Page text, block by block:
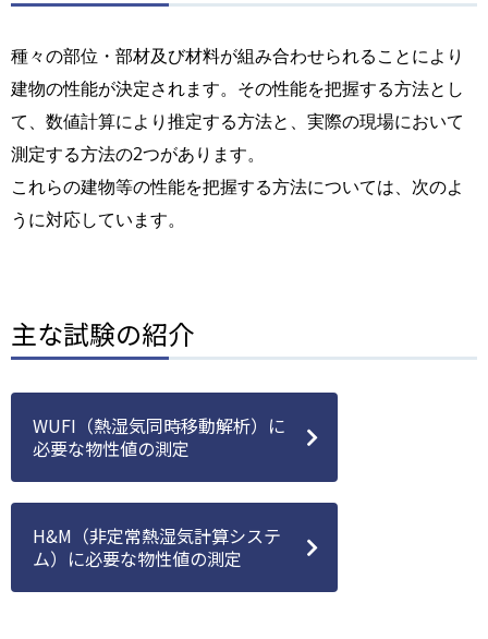
種々の部位・部材及び材料が組み合わせられることにより
建物の性能が決定されます。その性能を把握する方法とし
て、数値計算により推定する方法と、実際の現場において
測定する方法の2つがあります。
これらの建物等の性能を把握する方法については、次のよ
うに対応しています。
主な試験の紹介
WUFI（熱湿気同時移動解析）に
必要な物性値の測定
H&M（非定常熱湿気計算システ
ム）に必要な物性値の測定